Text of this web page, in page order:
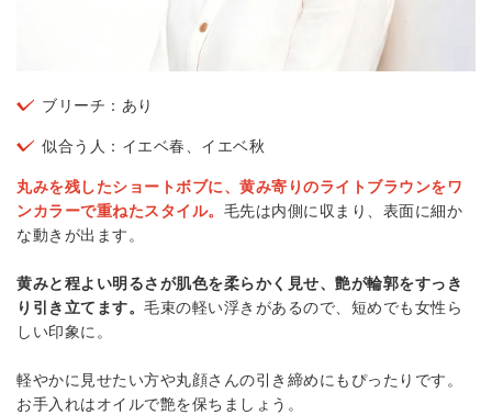
ブリーチ：あり
似合う人：イエベ春、イエベ秋
丸みを残したショートボブに、黄み寄りのライトブラウンをワ
ンカラーで重ねたスタイル。 毛先は内側に収まり、表面に細か
な動きが出ます。
黄みと程よい明るさが肌色を柔らかく見せ、艶が輪郭をすっき
り引き立てます。 毛束の軽い浮きがあるので、短めでも女性ら
しい印象に。
軽やかに見せたい方や丸顔さんの引き締めにもぴったりです。
お手入れはオイルで艶を保ちましょう。